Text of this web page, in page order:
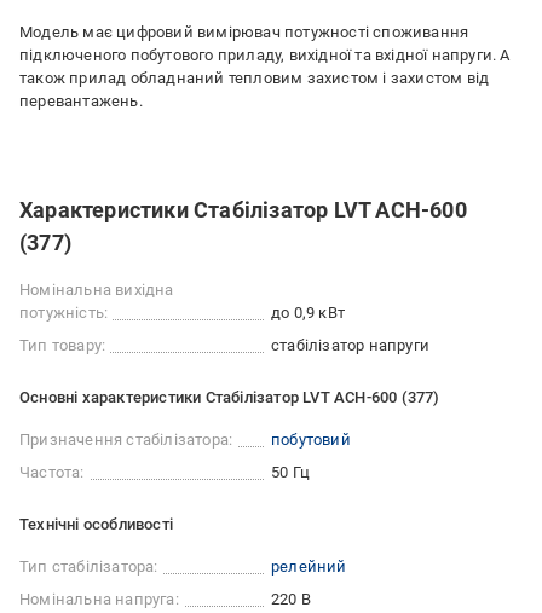
Модель має цифровий вимірювач потужності споживання
підключеного побутового приладу, вихідної та вхідної напруги. А
також прилад обладнаний тепловим захистом і захистом від
перевантажень.
Характеристики Стабілізатор LVT АСН-600
(377)
Номінальна вихідна
потужність:
до 0,9 кВт
Тип товару:
стабілізатор напруги
Основні характеристики Стабілізатор LVT АСН-600 (377)
Призначення стабілізатора:
побутовий
Частота:
50 Гц
Технічні особливості
Тип стабілізатора:
релейний
Номінальна напруга:
220 В